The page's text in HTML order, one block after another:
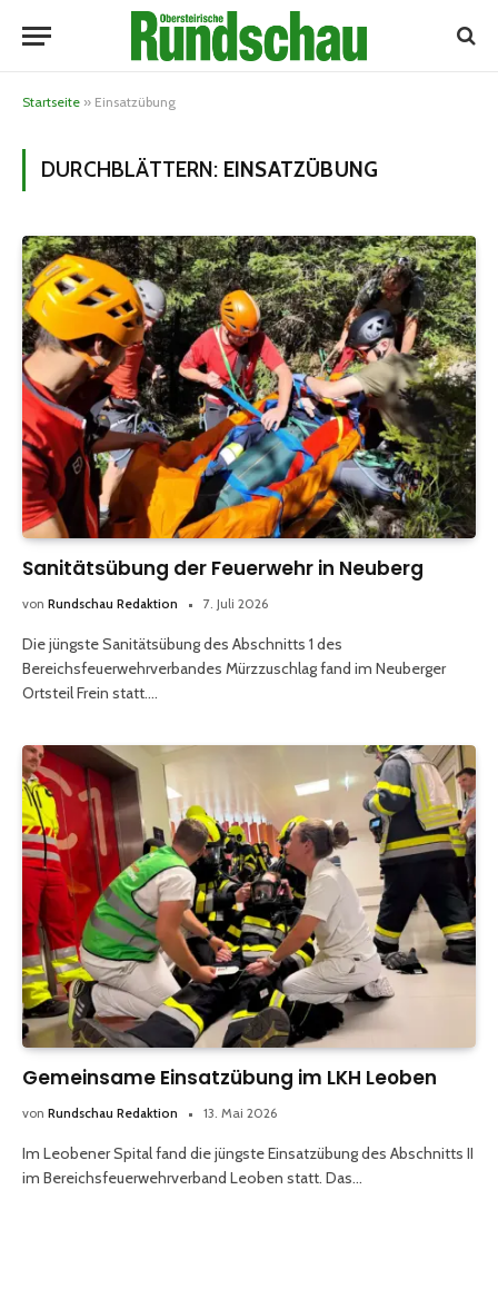
Startseite » Einsatzübung
DURCHBLÄTTERN: EINSATZÜBUNG
Sanitätsübung der Feuerwehr in Neuberg
von Rundschau Redaktion 7. Juli 2026
Die jüngste Sanitätsübung des Abschnitts 1 des
Bereichsfeuerwehrverbandes Mürzzuschlag fand im Neuberger
Ortsteil Frein statt.…
Gemeinsame Einsatzübung im LKH Leoben
von Rundschau Redaktion 13. Mai 2026
Im Leobener Spital fand die jüngste Einsatzübung des Abschnitts II
im Bereichsfeuerwehrverband Leoben statt. Das…